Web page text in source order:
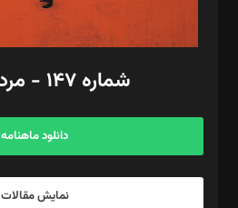
مد‌یر توسعه تجاری: کامبیز برید‌
امور مالی: شاپور رهبری، محمد‌ کاظمی‌نیا
آگهی و مشترکین: ۰۹۱۹۹۹۹۰۴۵۴
شماره ۱۴۷ - مرداد ۱۴۰۵
دانلود ماهنامه
نمایش مقالات